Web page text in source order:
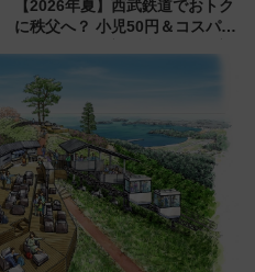
【2026年夏】西武鉄道でおトク
に秩父へ？ 小児50円＆コスパ最
族旅行！ 深夜の正丸トンネル探
検や特急ラビューも